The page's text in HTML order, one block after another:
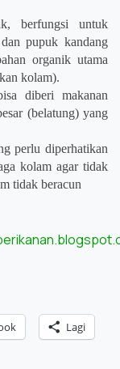
berfungsi untuk
pupuk kandang
organik utama
kolam).
diberi makanan
(belatung) yang
perlu diperhatikan
kolam agar tidak
tidak beracun
Lagi